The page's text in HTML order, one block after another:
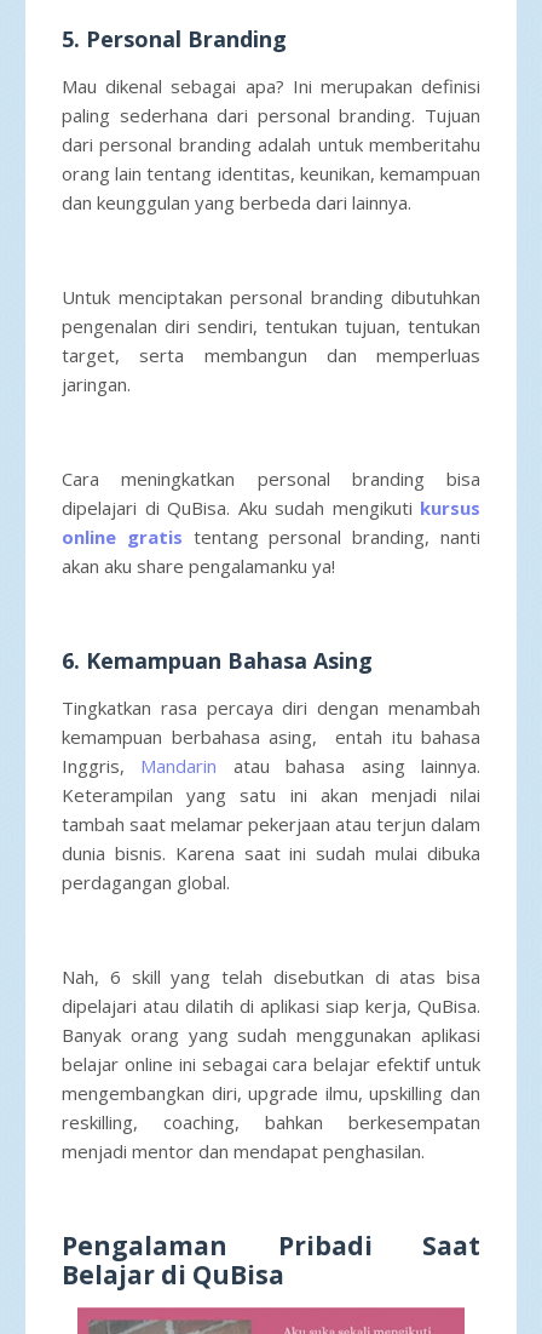
5. Personal Branding
Mau dikenal sebagai apa? Ini merupakan definisi
paling sederhana dari personal branding. Tujuan
dari personal branding adalah untuk memberitahu
orang lain tentang identitas, keunikan, kemampuan
dan keunggulan yang berbeda dari lainnya.
Untuk menciptakan personal branding dibutuhkan
pengenalan diri sendiri, tentukan tujuan, tentukan
target, serta membangun dan memperluas
jaringan.
Cara meningkatkan personal branding bisa
dipelajari di QuBisa. Aku sudah mengikuti kursus
online gratis tentang personal branding, nanti
akan aku share pengalamanku ya!
6. Kemampuan Bahasa Asing
Tingkatkan rasa percaya diri dengan menambah
kemampuan berbahasa asing, entah itu bahasa
Inggris, Mandarin atau bahasa asing lainnya.
Keterampilan yang satu ini akan menjadi nilai
tambah saat melamar pekerjaan atau terjun dalam
dunia bisnis. Karena saat ini sudah mulai dibuka
perdagangan global.
Nah, 6 skill yang telah disebutkan di atas bisa
dipelajari atau dilatih di aplikasi siap kerja, QuBisa.
Banyak orang yang sudah menggunakan aplikasi
belajar online ini sebagai cara belajar efektif untuk
mengembangkan diri, upgrade ilmu, upskilling dan
reskilling, coaching, bahkan berkesempatan
menjadi mentor dan mendapat penghasilan.
Pengalaman Pribadi Saat
Belajar di QuBisa